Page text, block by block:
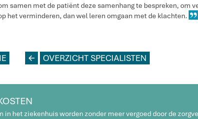
samen met de patiënt deze samenhang te bespreken, om
het verminderen, dan wel leren omgaan met de klachten.
L OVERZICHT SPECIALISTEN
het ziekenhuis worden zonder meer vergoed door de